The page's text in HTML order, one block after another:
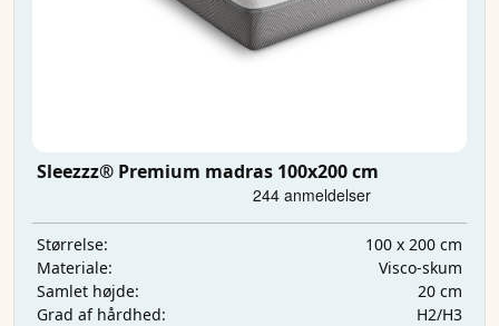
Sleezzz® Premium madras 100x200 cm
Størrelse:
100 x 200 cm
Materiale:
Visco-skum
Samlet højde:
20 cm
Grad af hårdhed:
H2/H3